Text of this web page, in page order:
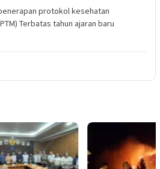
protokol kesehatan
Terbatas tahun ajaran baru